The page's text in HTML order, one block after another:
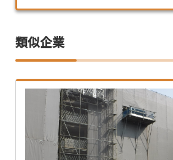
類似企業